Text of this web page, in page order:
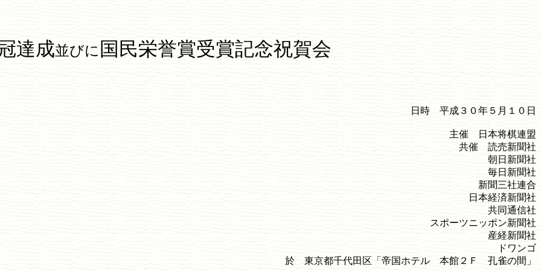
達成並びに 国民栄誉賞受賞記念祝賀会
日時 平成３０年５月１０日
主催 日本将棋連盟
共催 読売新聞社
朝日新聞社
毎日新聞社
新聞三社連合
日本経済新聞社
共同通信社
スポーツニッポン新聞社
産経新聞社
ドワンゴ
於 東京都千代田区「帝国ホテル 本館２Ｆ 孔雀の間」